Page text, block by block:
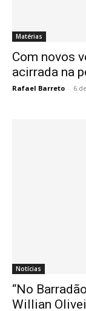
Matérias
Com novos
acirrada na
Rafael Barreto - 6
Notícias
“No
Willian